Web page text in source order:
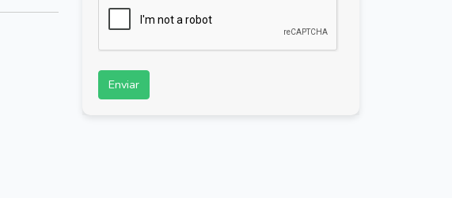
Enviar